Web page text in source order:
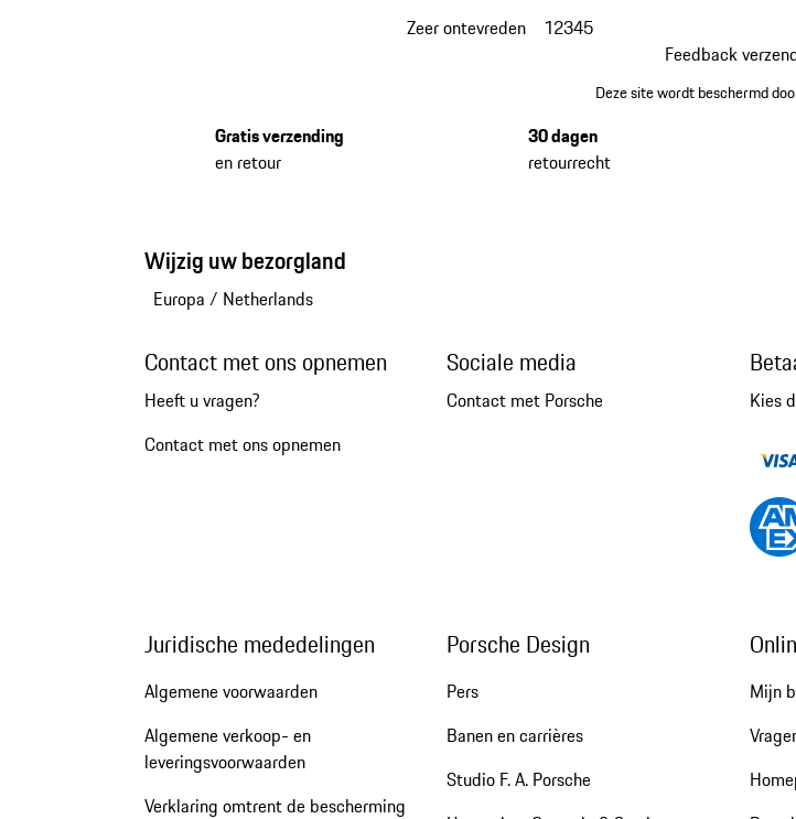
Zeer ontevreden 12345
Feedback
Deze site wordt beschermd
Gratis verzending
en retour
30 dagen
retourrecht
Wijzig uw bezorgland
Europa / Netherlands
Contact met ons opnemen
Heeft u vragen?
Contact met ons opnemen
Sociale media
Contact met Porsche Kies
Juridische mededelingen
Algemene voorwaarden
Algemene verkoop- en
leveringsvoorwaarden
Verklaring omtrent de bescherming
Porsche Design
Pers
Banen en carrières
Studio F. A. Porsche
Mijn